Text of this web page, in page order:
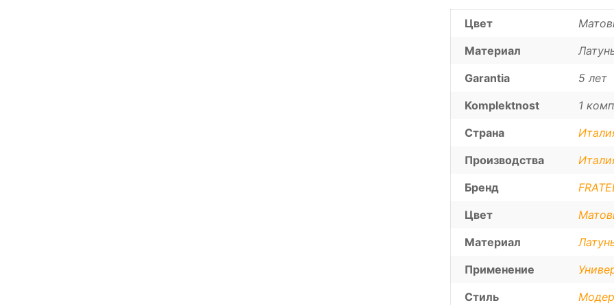
Цвет
Материал
Garantia
5 лет
Komplektnost
1
Страна
Производства
Бренд
Цвет
Материал
Применение
Стиль